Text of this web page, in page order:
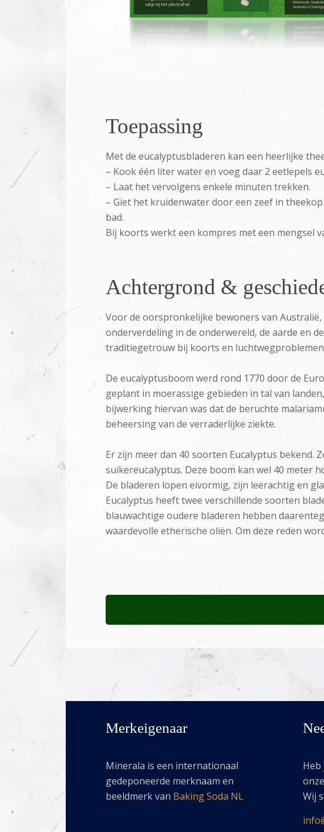
Toepassing
Met de eucalyptusbladeren kan een heerlijke
– Kook één liter water en voeg daar 2 eetlepels
– Laat het vervolgens enkele minuten trekken.
– Giet het kruidenwater door een zeef in
bad.
Bij koorts werkt een kompres met een mengsel
Achtergrond &
Voor de oorspronkelijke bewoners van
onderverdeling in de onderwereld, de aarde en
traditiegetrouw bij koorts en
De eucalyptusboom werd rond 1770 door de
geplant in moerassige gebieden in tal van
bijwerking hiervan was dat de beruchte
beheersing van de verraderlijke ziekte.
Er zijn meer dan 40 soorten Eucalyptus bekend.
suikereucalyptus. Deze boom kan wel 40 meter
De bladeren lopen eivormig, zijn leerachtig en
Eucalyptus heeft twee verschillende soorten
blauwachtige oudere bladeren hebben
waardevolle etherische oliën. Om deze reden
Merkeigenaar
Minerala is een internationaal
gedeponeerde merknaam en
beeldmerk van Baking Soda NL
Wij